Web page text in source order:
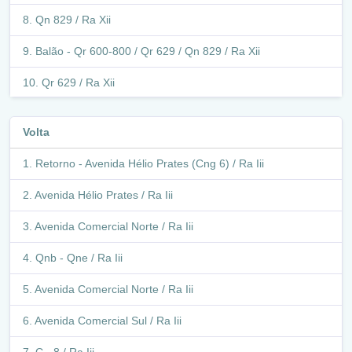
Qn 829 / Ra Xii
Balão - Qr 600-800 / Qr 629 / Qn 829 / Ra Xii
Qr 629 / Ra Xii
Avenida Noroeste / Ra Xii
Retorno - Avenida Noroeste (Qn 431) / Ra Xii
Avenida Noroeste / Ra Xii
Q 433 / Ra Xii
Retorno - Interna Antigo Terminal Samambaia Norte / Ra
Xii
Antigo Terminal Samambaia Norte / Ra Xii
Retorno - Interna Antigo Terminal Samambaia Norte / Ra
Xii
Volta
Retorno - Avenida Hélio Prates (Cng 6) / Ra Iii
Avenida Hélio Prates / Ra Iii
Avenida Comercial Norte / Ra Iii
Qnb - Qne / Ra Iii
Avenida Comercial Norte / Ra Iii
Avenida Comercial Sul / Ra Iii